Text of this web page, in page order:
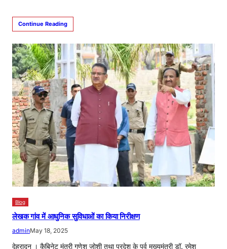
Continue Reading
Blog
लेखक गांव में आधुनिक सुविधाओं का किया निरीक्षण
adminMay 18, 2025
देहरादून । कैबिनेट मंत्री गणेश जोशी तथा प्रदेश के पूर्व मुख्यमंत्री डॉ. रमेश